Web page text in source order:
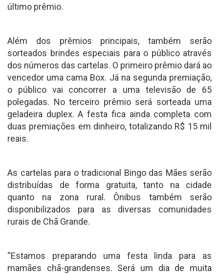
último prêmio.
Além dos prêmios principais, também serão
sorteados brindes especiais para o público através
dos números das cartelas. O primeiro prêmio dará ao
vencedor uma cama Box. Já na segunda premiação,
o público vai concorrer a uma televisão de 65
polegadas. No terceiro prêmio será sorteada uma
geladeira duplex. A festa fica ainda completa com
duas premiações em dinheiro, totalizando R$ 15 mil
reais.
As cartelas para o tradicional Bingo das Mães serão
distribuídas de forma gratuita, tanto na cidade
quanto na zona rural. Ônibus também serão
disponibilizados para as diversas comunidades
rurais de Chã Grande.
“Estamos preparando uma festa linda para as
mamães chã-grandenses. Será um dia de muita